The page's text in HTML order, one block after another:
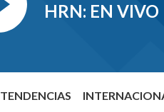
HRN: EN VIVO
TENDENCIAS